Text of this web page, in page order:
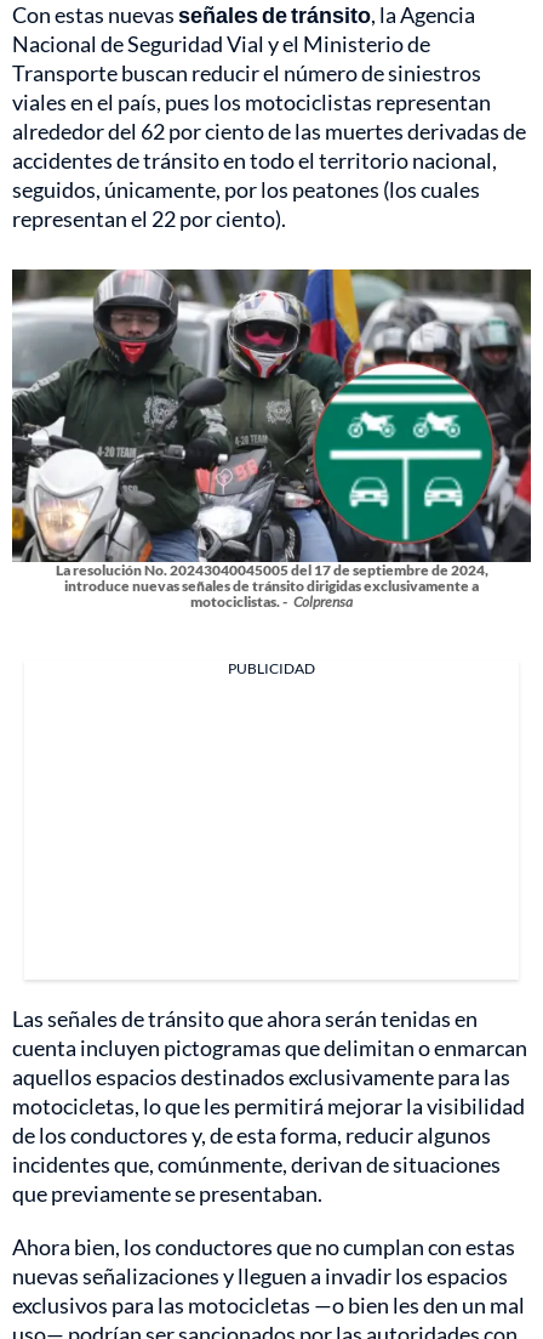
Con estas nuevasseñales de tránsito, la Agencia
Nacional de Seguridad Vial y el Ministerio de
Transporte buscan reducir el número de siniestros
viales en el país, pues los motociclistas representan
alrededor del 62 por ciento de las muertes derivadas de
accidentes de tránsito en todo el territorio nacional,
seguidos, únicamente, por los peatones (los cuales
representan el 22 por ciento).
La resolución No. 20243040045005 del 17 de septiembre de 2024,
introduce nuevas señales de tránsito dirigidas exclusivamente a
motociclistas. - Colprensa
PUBLICIDAD
Las señales de tránsito que ahora serán tenidas en
cuenta incluyen pictogramas que delimitan o enmarcan
aquellos espacios destinados exclusivamente para las
motocicletas, lo que les permitirá mejorar la visibilidad
de los conductores y, de esta forma, reducir algunos
incidentes que, comúnmente, derivan de situaciones
que previamente se presentaban.
Ahora bien, los conductores que no cumplan con estas
nuevas señalizaciones y lleguen a invadir los espacios
exclusivos para las motocicletas —o bien les den un mal